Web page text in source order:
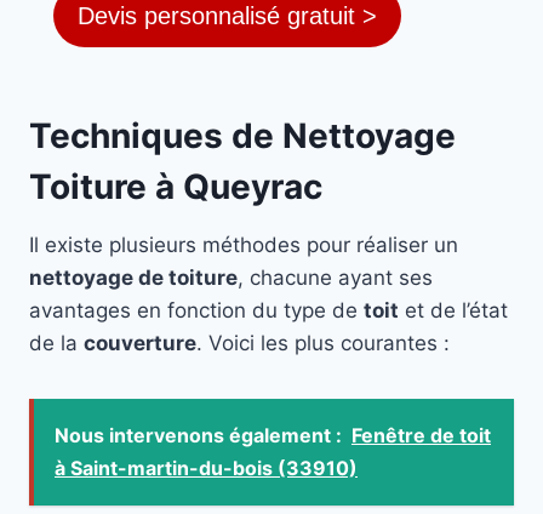
Devis personnalisé gratuit >
Techniques de Nettoyage
Toiture à Queyrac
Il existe plusieurs méthodes pour réaliser un
nettoyage de toiture, chacune ayant ses
avantages en fonction du type de toit et de l’état
de la couverture. Voici les plus courantes :
Nous intervenons également : Fenêtre de toit
à Saint-martin-du-bois (33910)